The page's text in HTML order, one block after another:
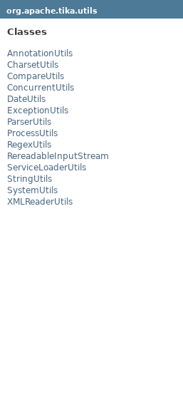
org.apache.tika.utils
Classes
AnnotationUtils
CharsetUtils
CompareUtils
ConcurrentUtils
DateUtils
ExceptionUtils
ParserUtils
ProcessUtils
RegexUtils
RereadableInputStream
ServiceLoaderUtils
StringUtils
SystemUtils
XMLReaderUtils